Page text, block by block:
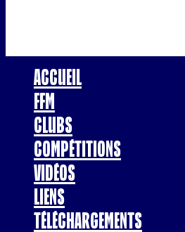
Accueil
FFM
Clubs
Compétitions
Vidéos
Liens
Téléchargements